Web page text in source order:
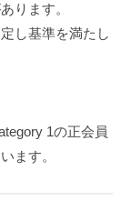
ります。
し基準を満たし
1の正会員
ます。